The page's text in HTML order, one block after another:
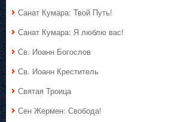
Санат Кумара: Твой Путь!
Санат Кумара: Я люблю вас!
Св. Иоанн Богослов
Св. Иоанн Креститель
Святая Троица
Сен Жермен: Свобода!